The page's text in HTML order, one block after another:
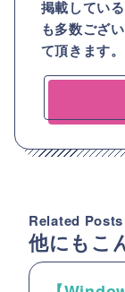
掲載してい
も多数ござ
て頂きます
Related Posts
他にもこ